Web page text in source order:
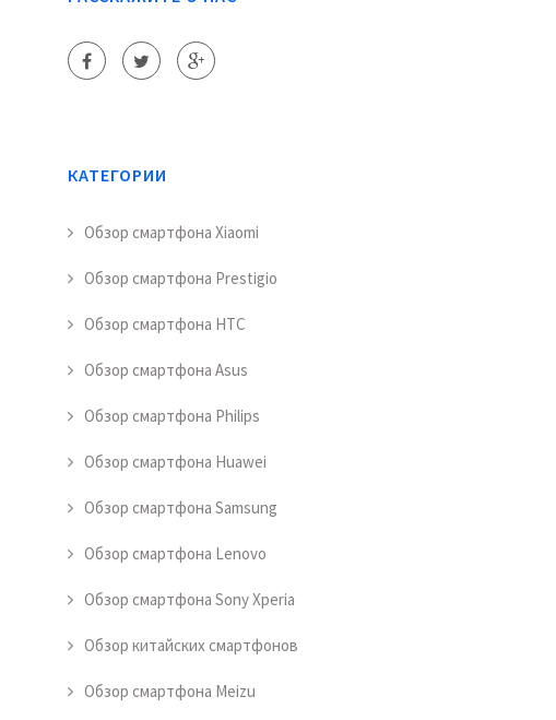
КАТЕГОРИИ
Обзор смартфона Xiaomi
Обзор смартфона Prestigio
Обзор смартфона HTC
Обзор смартфона Asus
Обзор смартфона Philips
Обзор смартфона Huawei
Обзор смартфона Samsung
Обзор смартфона Lenovo
Обзор смартфона Sony Xperia
Обзор китайских смартфонов
Обзор смартфона Meizu